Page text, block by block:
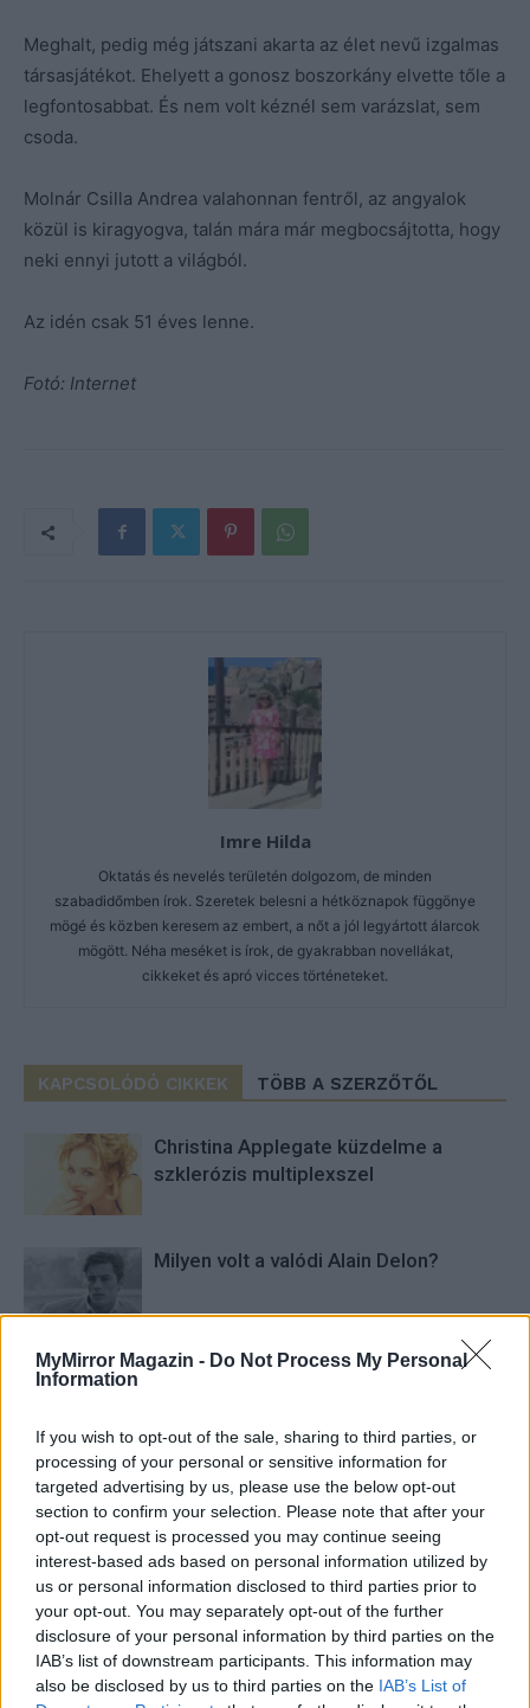
MyMirror Magazin - Do Not Process My Personal
Information
If you wish to opt-out of the sale, sharing to third parties, or
processing of your personal or sensitive information for
targeted advertising by us, please use the below opt-out
section to confirm your selection. Please note that after your
opt-out request is processed you may continue seeing
interest-based ads based on personal information utilized by
us or personal information disclosed to third parties prior to
your opt-out. You may separately opt-out of the further
disclosure of your personal information by third parties on the
IAB’s list of downstream participants. This information may
also be disclosed by us to third parties on the IAB’s List of
Meghalt, pedig még játszani akarta az élet nevű izgalmas
társasjátékot. Ehelyett a gonosz boszorkány elvette tőle a
legfontosabbat. És nem volt kéznél sem varázslat, sem
csoda.
Molnár Csilla Andrea valahonnan fentről, az angyalok
közül is kiragyogva, talán mára már megbocsájtotta, hogy
neki ennyi jutott a világból.
Az idén csak 51 éves lenne.
Fotó: Internet
Imre Hilda
Oktatás és nevelés területén dolgozom, de minden
szabadidőmben írok. Szeretek belesni a hétköznapok függönye
mögé és közben keresem az embert, a nőt a jól legyártott álarcok
mögött. Néha meséket is írok, de gyakrabban novellákat,
cikkeket és apró vicces történeteket.
KAPCSOLÓDÓ CIKKEK TÖBB A SZERZŐTŐL
Christina Applegate küzdelme a
szklerózis multiplexszel
Milyen volt a valódi Alain Delon?
Szeleczky Zita, a magyar
személyisége
HOZZÁSZÓLOK A CIKKHEZ